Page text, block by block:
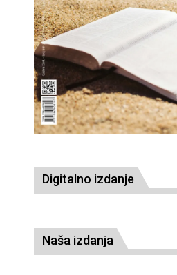
Digitalno izdanje
Naša izdanja